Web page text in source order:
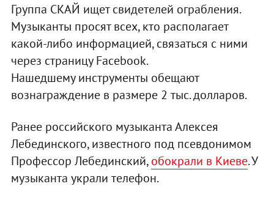
Группа СКАЙ ищет свидетелей ограбления.
Музыканты просят всех, кто располагает
какой-либо информацией, связаться с ними
через страницу Facebook.
Нашедшему инструменты обещают
вознаграждение в размере 2 тыс. долларов.
Ранее российского музыканта Алексея
Лебединского, известного под псевдонимом
Профессор Лебединский,обокрали в Киеве. У
музыканта украли телефон.